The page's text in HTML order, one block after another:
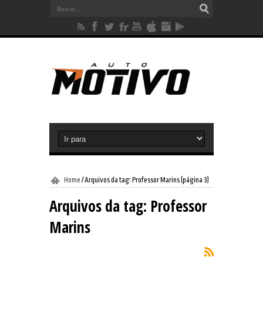
Home /Arquivos da tag: Professor Marins (página 3)
Arquivos da tag: Professor
Marins